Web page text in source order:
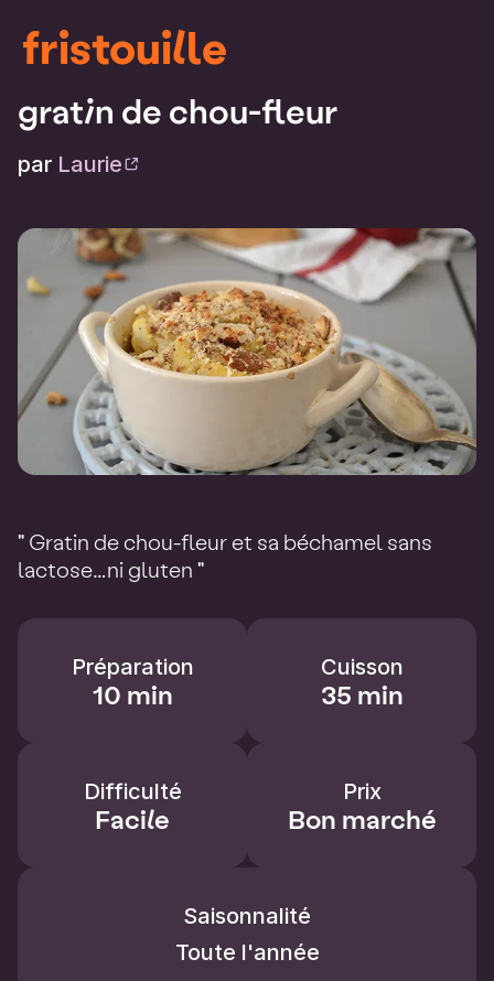
fristouille
gratin de chou-fleur
par Laurie
" Gratin de chou-fleur et sa béchamel sans
lactose…ni gluten "
Préparation
10 min
Cuisson
35 min
Difficulté
Facile
Prix
Bon marché
Saisonnalité
Toute l'année